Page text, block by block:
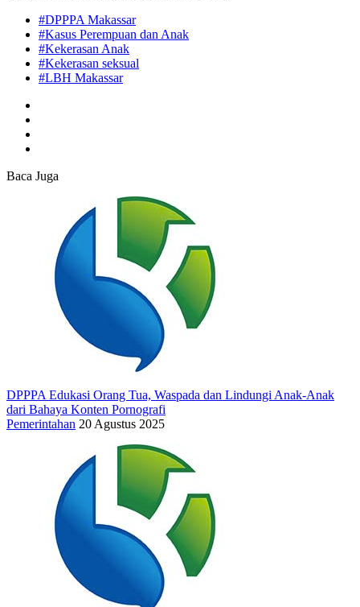
#DPPPA Makassar
#Kasus Perempuan dan Anak
#Kekerasan Anak
#Kekerasan seksual
#LBH Makassar
Baca Juga
DPPPA Edukasi Orang Tua, Waspada dan Lindungi Anak-Anak
dari Bahaya Konten Pornografi
Pemerintahan 20 Agustus 2025